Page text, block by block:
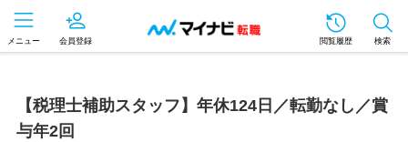
メニュー 会員登録 閲覧履歴 検索
【税理士補助スタッフ】年休124日／転勤なし／賞
与年2回